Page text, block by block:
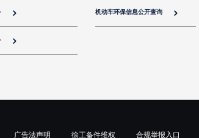


机动车环保信息公开查询 
广告法声明 徐工备件维权 合规举报入口